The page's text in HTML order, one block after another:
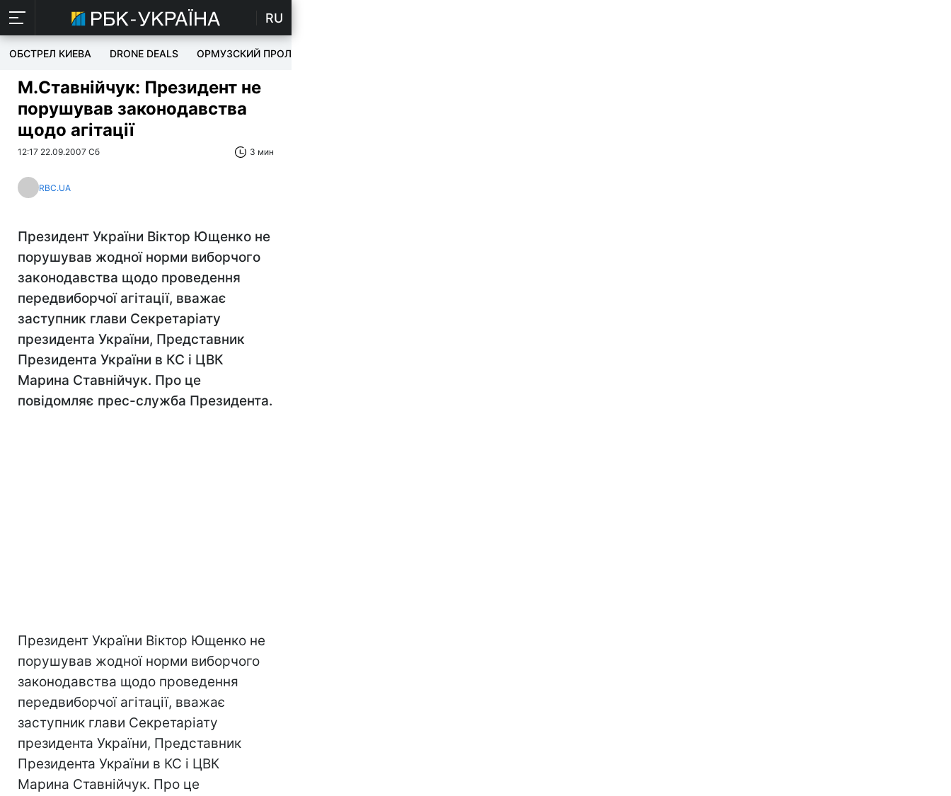
RU
ОБСТРЕЛ КИЕВА DRONE DEALS ОРМУЗСКИЙ ПРОЛИВ
М.Ставнійчук: Президент не
порушував законодавства
щодо агітації
12:17 22.09.2007 Сб 3 мин
RBC.UA
Президент України Віктор Ющенко не
порушував жодної норми виборчого
законодавства щодо проведення
передвиборчої агітації, вважає
заступник глави Секретаріату
президента України, Представник
Президента України в КС і ЦВК
Марина Ставнійчук. Про це
повідомляє прес-служба Президента.
Президент України Віктор Ющенко не
порушував жодної норми виборчого
законодавства щодо проведення
передвиборчої агітації, вважає
заступник глави Секретаріату
президента України, Представник
Президента України в КС і ЦВК
Марина Ставнійчук. Про це